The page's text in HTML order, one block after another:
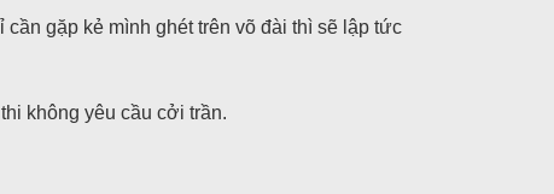
gặp kẻ mình ghét trên võ đài thì sẽ lập tức
không yêu cầu cởi trần.